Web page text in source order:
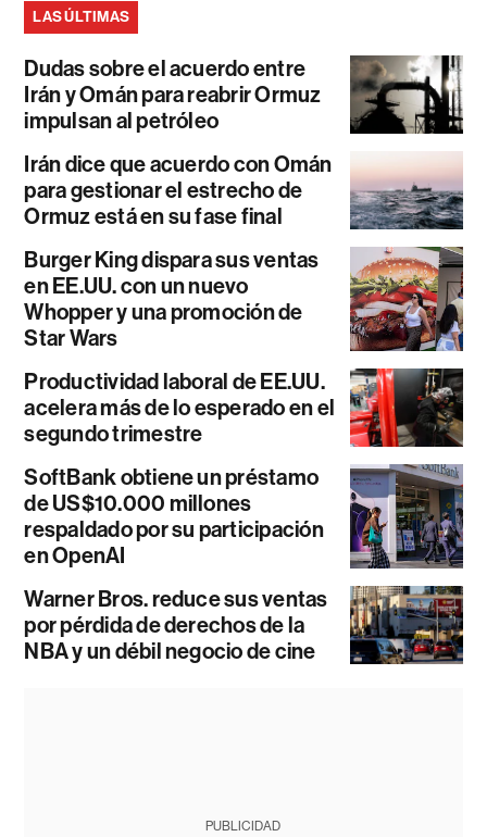
LAS ÚLTIMAS
Dudas sobre el acuerdo entre
Irán y Omán para reabrir Ormuz
impulsan al petróleo
Irán dice que acuerdo con Omán
para gestionar el estrecho de
Ormuz está en su fase final
Burger King dispara sus ventas
en EE.UU. con un nuevo
Whopper y una promoción de
Star Wars
Productividad laboral de EE.UU.
acelera más de lo esperado en el
segundo trimestre
SoftBank obtiene un préstamo
de US$10.000 millones
respaldado por su participación
en OpenAI
Warner Bros. reduce sus ventas
por pérdida de derechos de la
NBA y un débil negocio de cine
PUBLICIDAD